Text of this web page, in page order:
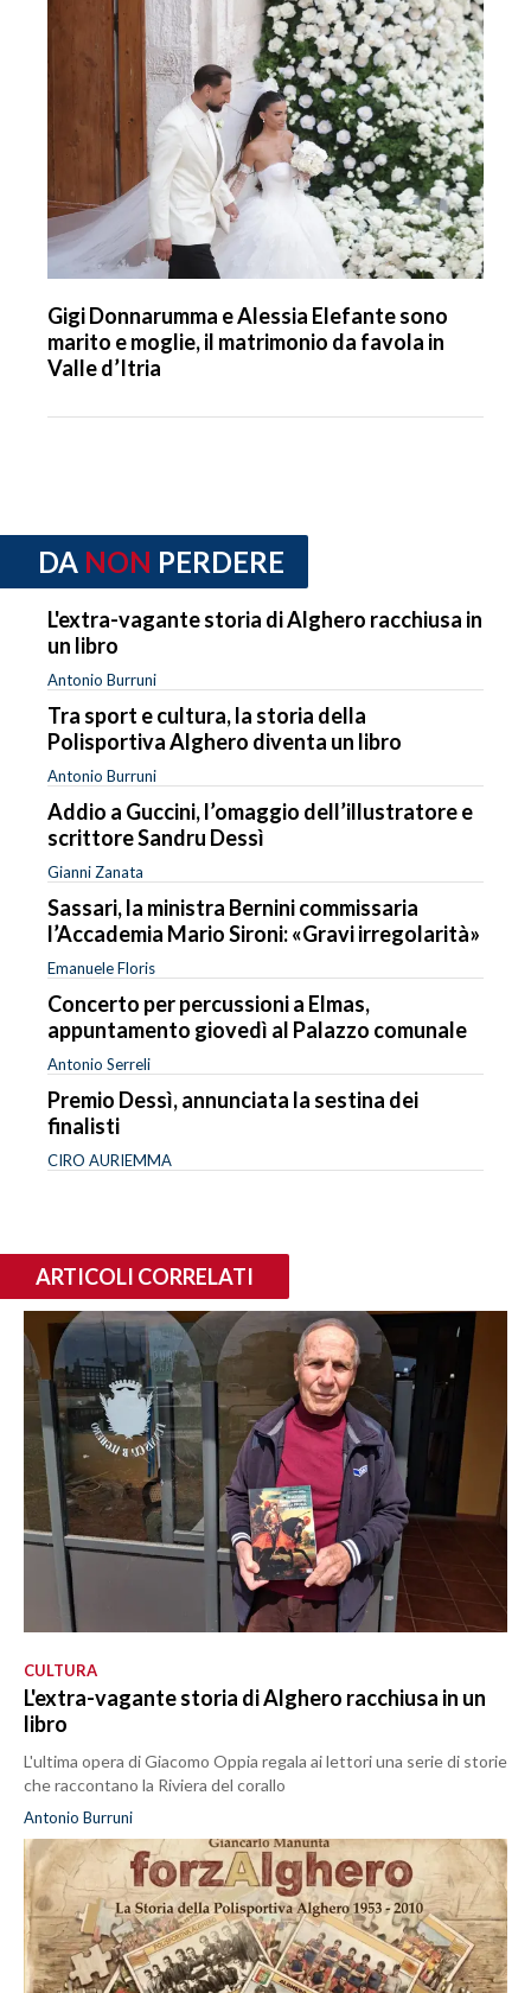
Gigi Donnarumma e Alessia Elefante sono
marito e moglie, il matrimonio da favola in
Valle d’Itria
DA NON PERDERE
L'extra-vagante storia di Alghero racchiusa in
un libro
Antonio Burruni
Tra sport e cultura, la storia della
Polisportiva Alghero diventa un libro
Antonio Burruni
Addio a Guccini, l’omaggio dell’illustratore e
scrittore Sandru Dessì
Gianni Zanata
Sassari, la ministra Bernini commissaria
l’Accademia Mario Sironi: «Gravi irregolarità»
Emanuele Floris
Concerto per percussioni a Elmas,
appuntamento giovedì al Palazzo comunale
Antonio Serreli
Premio Dessì, annunciata la sestina dei
finalisti
CIRO AURIEMMA
ARTICOLI CORRELATI
CULTURA
L'extra-vagante storia di Alghero racchiusa in un
libro
L'ultima opera di Giacomo Oppia regala ai lettori una serie di storie
che raccontano la Riviera del corallo
Antonio Burruni